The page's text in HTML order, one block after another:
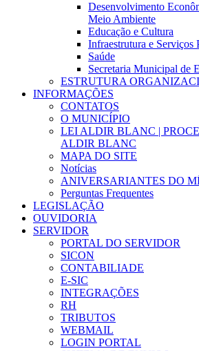
Desenvolvimento
Meio Ambiente
Educação e Cultura
Infraestrutura e Serviços
Saúde
Secretaria Municipal de
ESTRUTURA
INFORMAÇÕES
CONTATOS
O MUNICÍPIO
LEI ALDIR BLANC |
ALDIR BLANC
MAPA DO SITE
Notícias
ANIVERSARIANTES DO
Perguntas Frequentes
LEGISLAÇÃO
OUVIDORIA
SERVIDOR
PORTAL DO SERVIDOR
SICON
CONTABILIADE
E-SIC
INTEGRAÇÕES
RH
TRIBUTOS
WEBMAIL
LOGIN PORTAL